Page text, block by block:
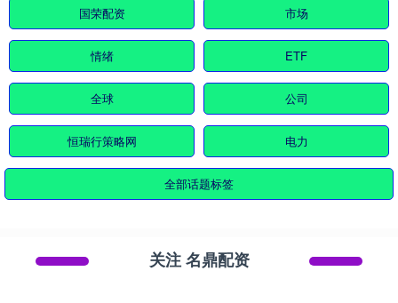
国荣配资 市场
情绪 ETF
全球 公司
恒瑞行策略网 电力
全部话题标签
关注 名鼎配资